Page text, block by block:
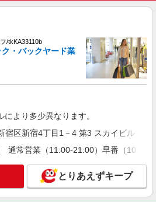
/tkKA33110b
・バックヤード業
より多少異なります。
宿区新宿4丁目1－4 第3 スカイビル
通常営業（11:00-21:00）早番（10:00-
とりあえずキープ